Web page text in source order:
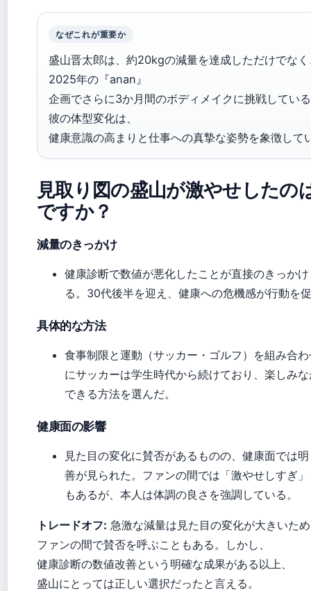
なぜこれが重要か
盛山晋太郎は、約20kgの減量を達成しただけでな
2025年の『anan』
企画でさらに3か月間のボディメイクに挑戦してい
彼の体型変化は、
健康意識の高まりと仕事への真摯な姿勢を象徴して
見取り図の盛山が激やせしたの
ですか？
減量のきっかけ
健康診断で数値が悪化したことが直接のきっか
る。30代後半を迎え、健康への危機感が行動を
具体的な方法
食事制限と運動（サッカー・ゴルフ）を組み合
にサッカーは学生時代から続けており、楽しみ
できる方法を選んだ。
健康面の影響
見た目の変化に賛否があるものの、健康面では
善が見られた。ファンの間では「激やせしすぎ
もあるが、本人は体調の良さを強調している。
トレードオフ: 急激な減量は見た目の変化が大きいた
ファンの間で賛否を呼ぶこともある。しかし、
健康診断の数値改善という明確な成果がある以上、
盛山にとっては正しい選択だったと言える。